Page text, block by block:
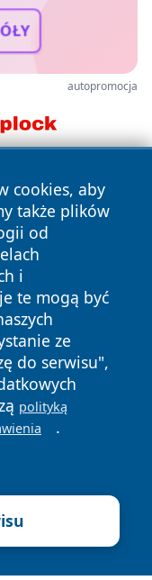
autopromocja
cookies, aby
także plików
od
i
te mogą być
ze
do serwisu",
polityką
.
prawa
Polityka
Cookies